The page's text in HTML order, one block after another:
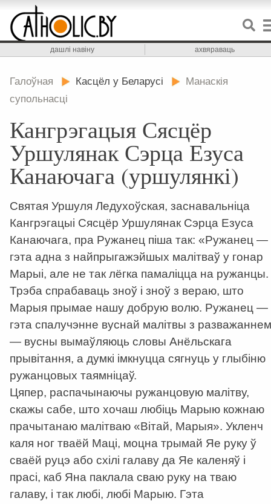
дашлі навіну ахвяраваць
Галоўная Касцёл у Беларусі
Манаскія
супольнасці
Кангрэгацыя Сясцёр
Уршулянак Сэрца Езуса
Канаючага (уршулянкі)
Святая Уршуля Ледухоўская, заснавальніца
Кангрэгацыі Сясцёр Уршулянак Сэрца Езуса
Канаючага, пра Ружанец піша так: «Ружанец —
гэта адна з найпрыгажэйшых малітваў у гонар
Марыі, але не так лёгка памаліцца на ружанцы.
Трэба спрабаваць зноў і зноў з вераю, што
Марыя прымае нашу добрую волю. Ружанец —
гэта спалучэнне вуснай малітвы з разважаннем
— вусны вымаўляюць словы Анёльскага
прывітання, а думкі імкнуцца сягнуць у глыбіню
ружанцовых таямніцаў.
Цяпер, распачынаючы ружанцовую малітву,
скажы сабе, што хочаш любіць Марыю кожнаю
прачытанаю малiтваю «Вітай, Марыя». Укленч
каля ног тваёй Маці, моцна трымай Яе руку ў
сваёй руцэ або схілі галаву да Яе каленяў і
прасі, каб Яна паклала сваю руку на тваю
галаву, і так любі, любі Марыю. Гэта